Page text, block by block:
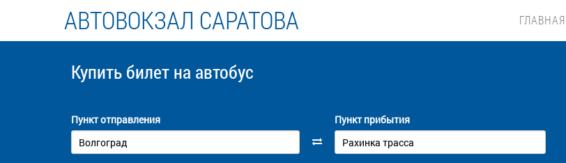
АВТОВОКЗАЛ САРАТОВА ГЛАВНАЯ
Купить билет на автобус
Пункт отправления Пункт прибытия